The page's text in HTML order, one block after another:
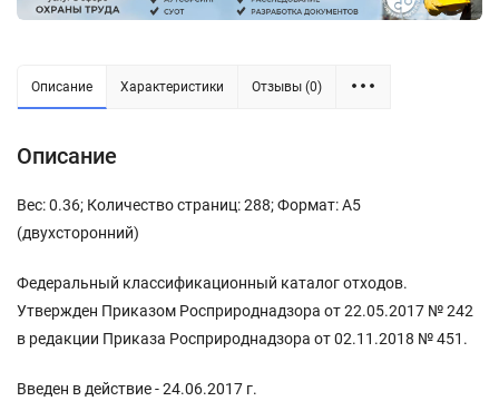
Описание Характеристики Отзывы (0)
Описание
Вес: 0.36; Количество страниц: 288; Формат: А5
(двухсторонний)
Федеральный классификационный каталог отходов.
Утвержден Приказом Росприроднадзора от 22.05.2017 № 242
в редакции Приказа Росприроднадзора от 02.11.2018 № 451.
Введен в действие - 24.06.2017 г.